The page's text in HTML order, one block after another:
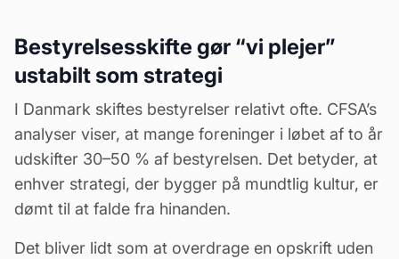
Bestyrelsesskifte gør “vi plejer”
ustabilt som strategi
I Danmark skiftes bestyrelser relativt ofte. CFSA’s
analyser viser, at mange foreninger i løbet af to år
udskifter 30–50 % af bestyrelsen. Det betyder, at
enhver strategi, der bygger på mundtlig kultur, er
dømt til at falde fra hinanden.
Det bliver lidt som at overdrage en opskrift uden